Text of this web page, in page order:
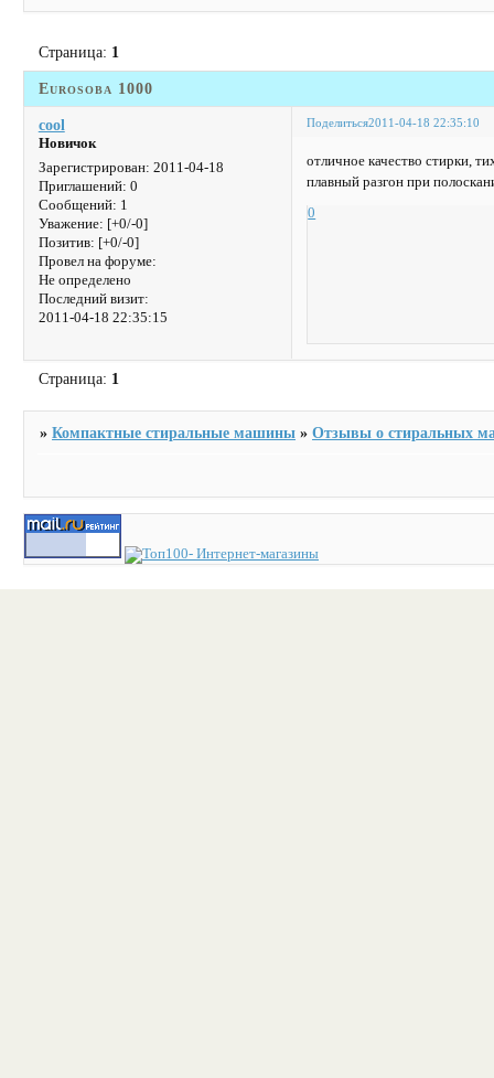
Eurosoba 1000
Страница: 1
Поделиться2011-04-18 22:35:10
cool
Новичок
Зарегистрирован: 2011-04-18
Приглашений: 0
Сообщений: 1
Уважение: [+0/-0]
Позитив: [+0/-0]
Провел на форуме:
Не определено
Последний визит:
2011-04-18 22:35:15
отличное качество стирки,
плавный разгон при
0
Страница: 1
»Компактные стиральные машины »Отзывы о стиральных